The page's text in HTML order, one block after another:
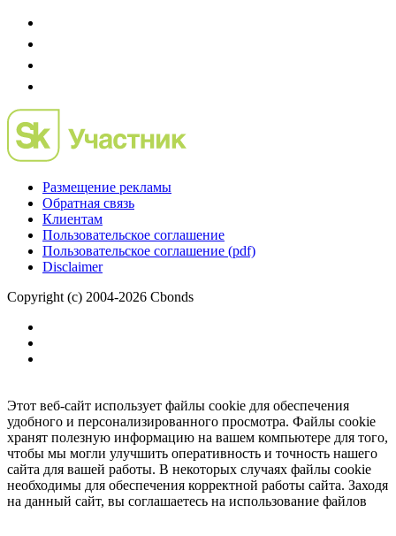
Размещение рекламы
Обратная связь
Клиентам
Пользовательское соглашение
Пользовательское соглашение (pdf)
Disclaimer
Copyright (c) 2004-2026 Cbonds
Этот веб-сайт использует файлы cookie для обеспечения
удобного и персонализированного просмотра. Файлы cookie
хранят полезную информацию на вашем компьютере для того,
чтобы мы могли улучшить оперативность и точность нашего
сайта для вашей работы. В некоторых случаях файлы cookie
необходимы для обеспечения корректной работы сайта. Заходя
на данный сайт, вы соглашаетесь на использование файлов